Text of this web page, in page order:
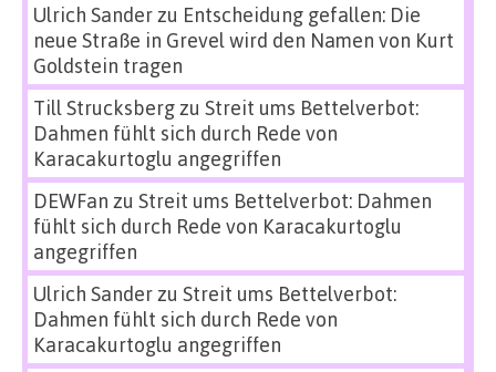
Ulrich Sanderzu Entscheidung gefallen: Die
neue Straße in Grevel wird den Namen von Kurt
Goldstein tragen
Till Strucksbergzu Streit ums Bettelverbot:
Dahmen fühlt sich durch Rede von
Karacakurtoglu angegriffen
DEWFan zu Streit ums Bettelverbot: Dahmen
fühlt sich durch Rede von Karacakurtoglu
angegriffen
Ulrich Sanderzu Streit ums Bettelverbot:
Dahmen fühlt sich durch Rede von
Karacakurtoglu angegriffen